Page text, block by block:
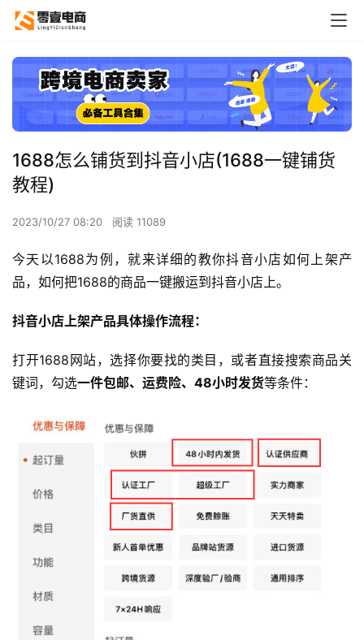
1688怎么铺货到抖音小店(1688一键铺货
教程)
2023/10/27 08:20 阅读 11089
今天以1688为例，就来详细的教你抖音小店如何上架产
品，如何把1688的商品一键搬运到抖音小店上。
抖音小店上架产品具体操作流程：
打开1688网站，选择你要找的类目，或者直接搜索商品关
键词，勾选一件包邮、运费险、48小时发货等条件：